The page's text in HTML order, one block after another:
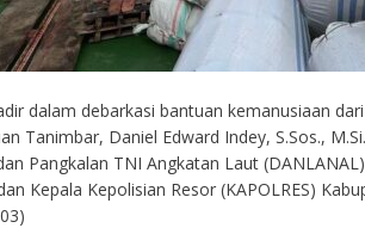
dalam debarkasi bantuan kemanusiaan
Tanimbar, Daniel Edward Indey, S.Sos.,
Pangkalan TNI Angkatan Laut
Kepala Kepolisian Resor (KAPOLRES)